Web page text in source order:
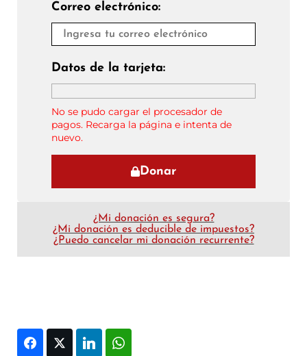
Correo electrónico:
Datos de la tarjeta:
No se pudo cargar el procesador de
pagos. Recarga la página e intenta de
nuevo.
Donar
¿Mi donación es segura?
¿Mi donación es deducible de impuestos?
¿Puedo cancelar mi donación recurrente?
FacebookTwitter LinkedIn